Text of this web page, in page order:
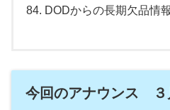
DODからの長期欠品情報
今回のアナウンス ３